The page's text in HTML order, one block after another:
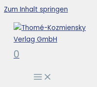
Zum Inhalt springen
0